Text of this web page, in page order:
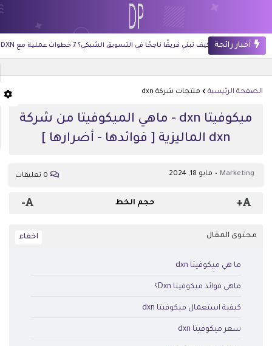
كيف تبني فريقًا ناجحًا في التسويق الشبكي؟ 7 خطوات عملية مع DXNأخبار رائجة
الصفحة الرئيسية منتجات شركة dxn
ميكوفيتا dxn - ماهي الميكوفيتا من شركة
dxn الماليزية [ فوائدها - أضرارها ]
Marketing مايو 18, 2024 0 تعليقات
+ حجم الخط -
محتوى المقال
ما هي ميكوفيتا dxn
ماهي فوائد ميكوفيتا Dxn؟
كيفية استعمال ميكوفيتا dxn
سعر ميكوفيتا dxn